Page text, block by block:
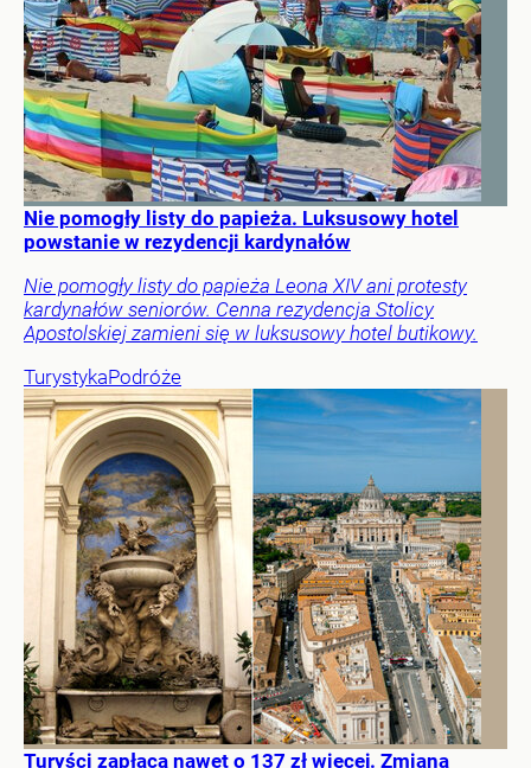
Nie pomogły listy do papieża. Luksusowy hotel
powstanie w rezydencji kardynałów
Nie pomogły listy do papieża Leona XIV ani protesty
kardynałów seniorów. Cenna rezydencja Stolicy
Apostolskiej zamieni się w luksusowy hotel butikowy.
TurystykaPodróże
Turyści zapłacą nawet o 137 zł więcej. Zmiana